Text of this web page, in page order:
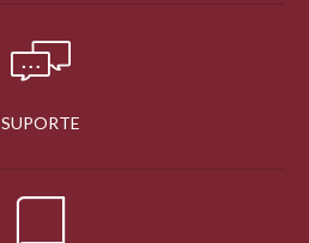
SUPORTE